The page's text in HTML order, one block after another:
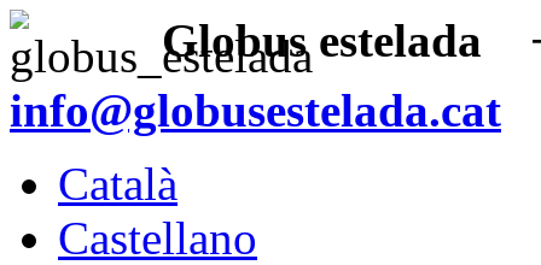
Globus estelada
info@globusestelada.cat
Català
Castellano